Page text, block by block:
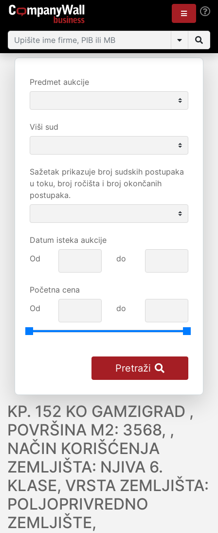
Predmet aukcije
Viši sud
Sažetak prikazuje broj sudskih postupaka
u toku, broj ročišta i broj okončanih
postupaka.
Datum isteka aukcije
Od
do
Početna cena
Od
do
Pretraži
KP. 152 KO GAMZIGRAD ,
POVRŠINA M2: 3568, ,
NAČIN KORIŠĆENJA
ZEMLJIŠTA: NJIVA 6.
KLASE, VRSTA ZEMLJIŠTA:
POLJOPRIVREDNO
ZEMLJIŠTE,